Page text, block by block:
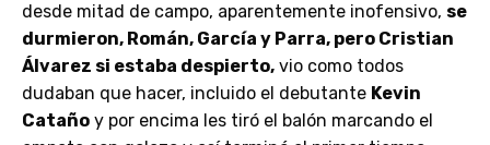
desde mitad de campo, aparentemente inofensivo, se
durmieron, Román, García y Parra, pero Cristian
Álvarez si estaba despierto, vio como todos
dudaban que hacer, incluido el debutante Kevin
Cataño y por encima les tiró el balón marcando el